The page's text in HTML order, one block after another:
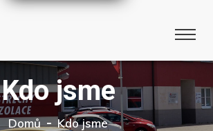
Kdo jsme
Domů Kdo jsme